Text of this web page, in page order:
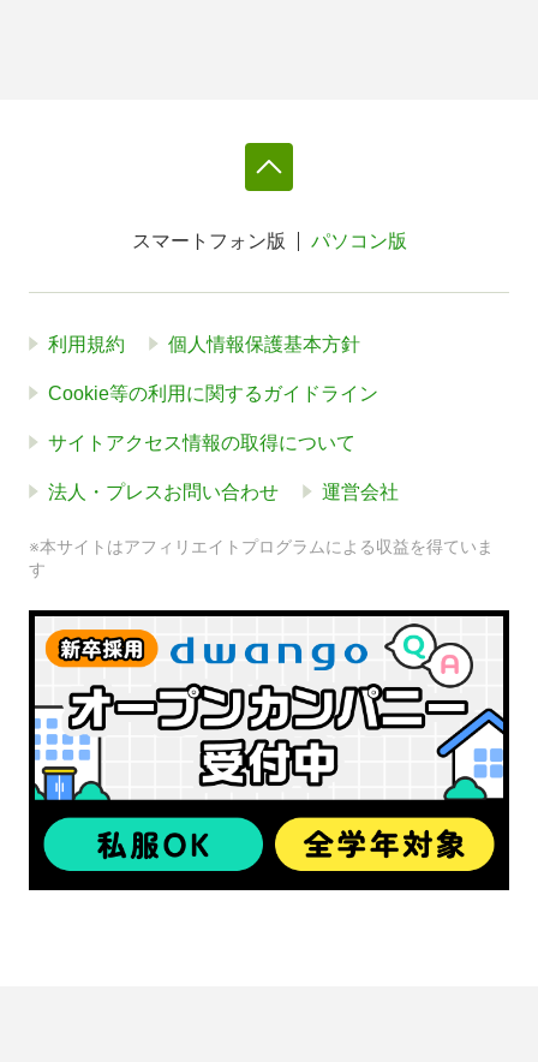
スマートフォン版 パソコン版
利用規約 個人情報保護基本方針
Cookie等の利用に関するガイドライン
サイトアクセス情報の取得について
法人・プレスお問い合わせ 運営会社
※本サイトはアフィリエイトプログラムによる収益を得ていま
す